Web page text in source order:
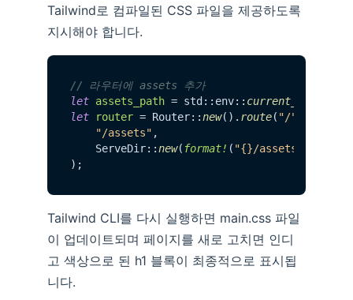
Tailwind로 컴파일된 CSS 파일을 제공하도록
지시해야 합니다.
// 라우터에 assets 추가
let assets_path = std::env:: current_dir
let
router = Router::new(). route( "/"
"/assets" ,
    ServeDir::
new( format! ( "{}/assets"
Tailwind CLI를 다시 실행하면 main.css 파일
이 업데이트되며 페이지를 새로 고치면 인디
고 색상으로 된 h1 블록이 최종적으로 표시됩
니다.